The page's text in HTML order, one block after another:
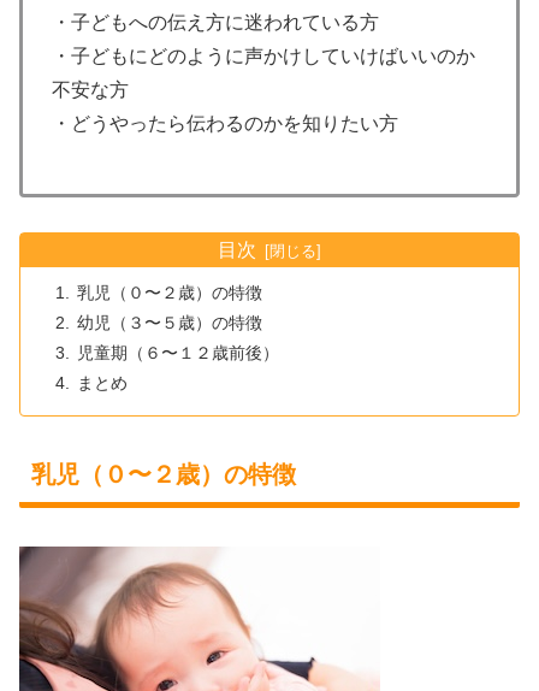
・子どもへの伝え方に迷われている方
・子どもにどのように声かけしていけばいいのか
不安な方
・どうやったら伝わるのかを知りたい方
目次
乳児（０〜２歳）の特徴
幼児（３〜５歳）の特徴
児童期（６〜１２歳前後）
まとめ
乳児（０〜２歳）の特徴